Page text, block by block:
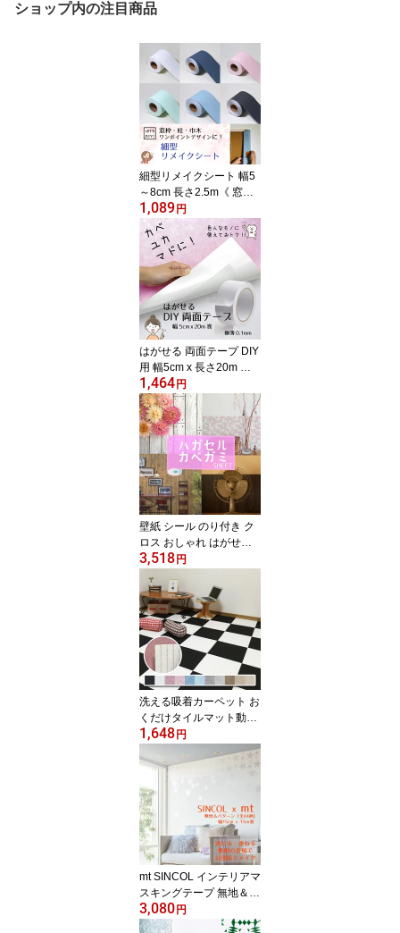
ショップ内の注目商品
細型リメイクシート 幅5
～8cm 長さ2.5m《 窓枠
用リメイクシート まど枠
リアル 白 黒 防水 木目 木
目調 北欧 扉 大理石 イン
テリアシート 無地 タイ
ル のり付き 木口テープ
はがせる壁紙シール 》
1,089 円
はがせる 両面テープ DIY
用 幅5cm x 長さ20m プ
レゼントキャンペーン中
《 クッションフロア マ
ット カーペットのすべり
止めや固定 壁紙のはがれ
防止 》
1,464 円
壁紙 シール のり付き ク
ロス おしゃれ はがせる
壁紙【4メートル+1mオ
マケ】 リメイクシート 5
m単位(幅43~50cm)《花
柄 北欧 テラコッタ プラ
スチック ウォールステッ
カー レンガ かわいい 木
目 コンクリート 防水 キ
ッチン 大理石 床 無地 ベ
ージュ レンガ タイル》
3,518 円
洗える吸着カーペット お
くだけタイルマット動か
ない!滑らない!洗濯OK!2
9.5cm角 9枚セット
1,648 円
mt SINCOL インテリアマ
スキングテープ 無地＆パ
ターン（全44柄） 15cm
幅x15m SINCOL-mt
3,080 円